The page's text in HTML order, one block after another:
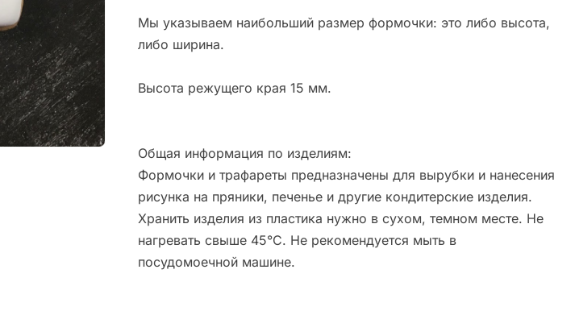
Мы указываем наибольший размер формочки: это либо высота,
либо ширина.
Высота режущего края 15 мм.
Общая информация по изделиям:
Формочки и трафареты предназначены для вырубки и нанесения
рисунка на пряники, печенье и другие кондитерские изделия.
Хранить изделия из пластика нужно в сухом, темном месте. Не
нагревать свыше 45°С. Не рекомендуется мыть в
посудомоечной машине.